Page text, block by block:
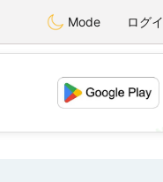
Mode ログ